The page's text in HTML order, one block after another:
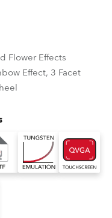
Flower Effects
Effect, 3 Facet